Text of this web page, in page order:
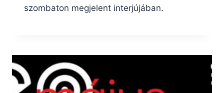
szombaton megjelent interjújában.